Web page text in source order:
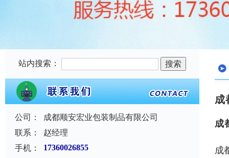
站内搜索：
公司：
成都顺安宏业包装制品有限公司
联系：
赵经理
手机：
17360026855
成
成
成